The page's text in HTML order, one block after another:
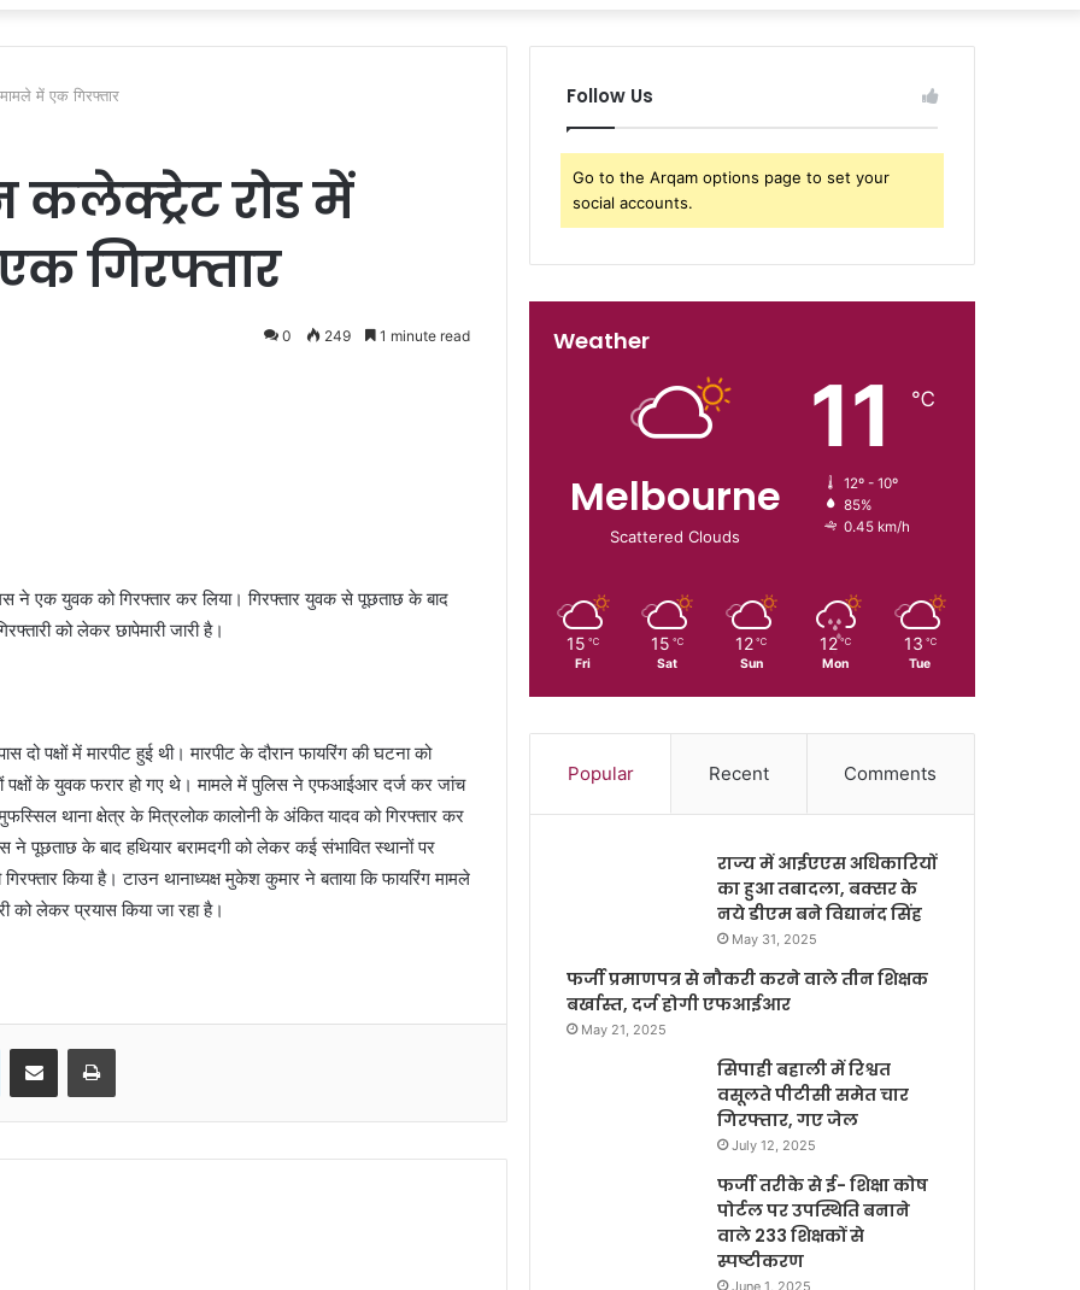
में एक गिरफ्तार
कलेक्ट्रेट रोड में
गिरफ्तार
0 249 1 minute read
ने एक युवक को गिरफ्तार कर लिया। गिरफ्तार युवक से पूछताछ के बाद
को लेकर छापेमारी जारी है।
पक्षों में मारपीट हुई थी। मारपीट के दौरान फायरिंग की घटना को
पक्षों के युवक फरार हो गए थे। मामले में पुलिस ने एफआईआर दर्ज कर जांच
थाना क्षेत्र के मित्रलोक कालोनी के अंकित यादव को गिरफ्तार कर
पूछताछ के बाद हथियार बरामदगी को लेकर कई संभावित स्थानों पर
किया है। टाउन थानाध्यक्ष मुकेश कुमार ने बताया कि फायरिंग मामले
को लेकर प्रयास किया जा रहा है।
Follow Us
Go to the Arqam options page to set your
social accounts.
Weather
Melbourne
Scattered Clouds
11 ℃
12º - 10º
85%
0.45 km/h
15 ℃
Fri
15 ℃
Sat
12 ℃
Sun
12 ℃
Mon
13 ℃
Tue
Popular Recent Comments
राज्य में आईएएस अधिकारियों
का हुआ तबादला, बक्सर के
नये डीएम बने विद्यानंद सिंह
May 31, 2025
फर्जी प्रमाणपत्र से नौकरी करने वाले तीन शिक्षक
बर्खास्त, दर्ज होगी एफआईआर
May 21, 2025
सिपाही बहाली में रिश्वत
वसूलते पीटीसी समेत चार
गिरफ्तार, गए जेल
July 12, 2025
फर्जी तरीके से ई- शिक्षा कोष
पोर्टल पर उपस्थिति बनाने
वाले 233 शिक्षकों से
स्पष्टीकरण
June 1, 2025